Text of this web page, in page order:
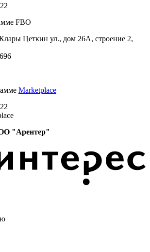
FBO
Цеткин ул., дом 26А, строение 2,
Marketplace
"Арентер"